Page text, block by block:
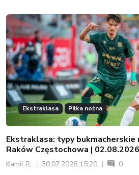
Ekstraklasa Piłka nożna
Ekstraklasa: typy bukmacherskie
Raków Częstochowa | 02.08.2026
Kamil R. 30.07.2026 15:20 0